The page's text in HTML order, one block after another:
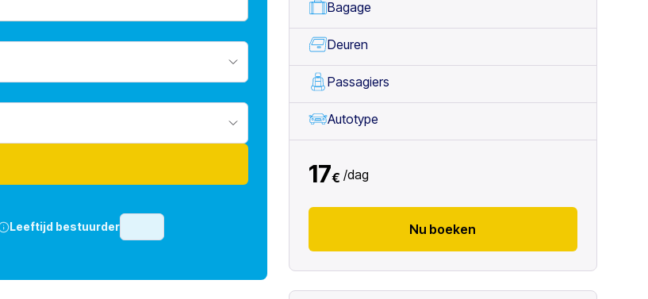
Leeftijd bestuurder
Bagage
Deuren
Passagiers
Autotype
17€ /dag
Nu boeken